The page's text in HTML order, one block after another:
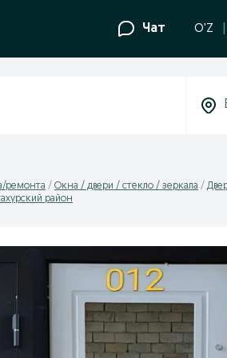
Чат O'Z
ремонта Окна / двери / стеклo / зеркала
район